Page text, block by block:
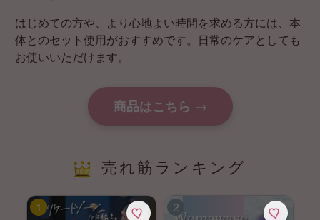
はじめての方や、より心地よい時間を求める方には、本
体とのセット使用がおすすめです。日常のケアとしても
お使いいただけます。
商品はこちら →
売れ筋ランキング